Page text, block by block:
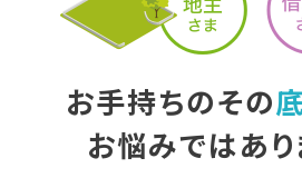
お手持ちのその
お悩みではあ